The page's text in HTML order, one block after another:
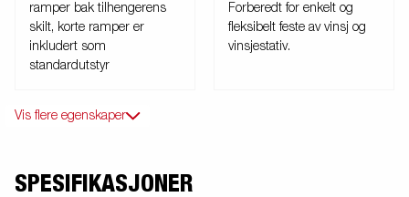
ramper bak tilhengerens
skilt, korte ramper er
inkludert som
standardutstyr
Forberedt for enkelt og
fleksibelt feste av vinsj og
vinsjestativ.
Vis flere egenskaper
SPESIFIKASJONER